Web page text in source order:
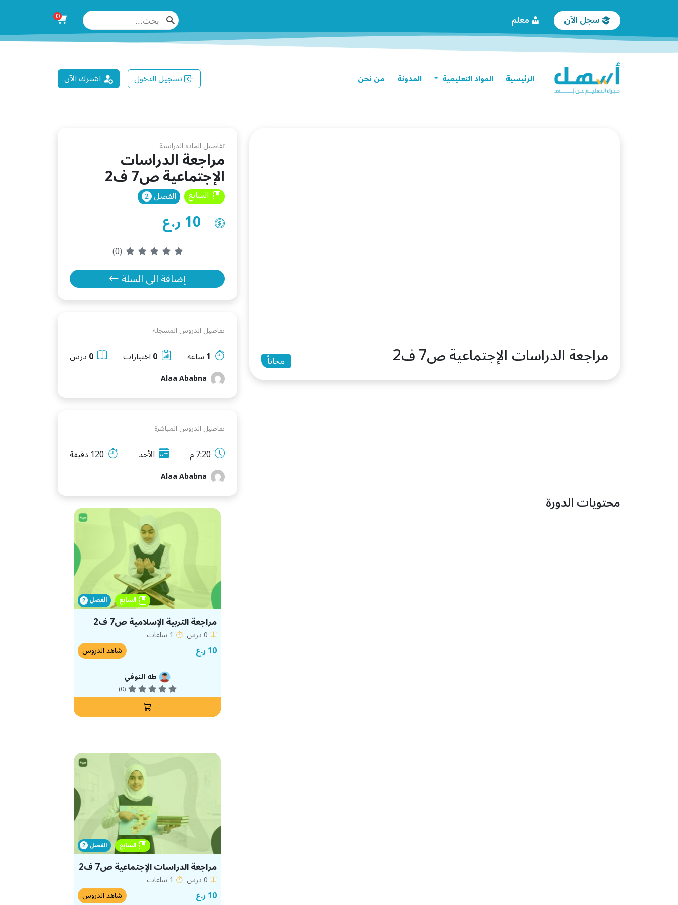
سجل الآن معلم 0
الرئيسية المواد التعليمية المدونة من نحن تسجيل الدخول اشترك الآن
مراجعة الدراسات الإجتماعية ص7 ف2 مجاناً
تفاصيل المادة الدراسية
مراجعة الدراسات
الإجتماعية ص7 ف2
السابع الفصل
10 ر.ع
(0)
إضافة الى السلة
تفاصيل الدروس المسجلة
1ساعة 0اختبارات 0درس
Alaa Ababna
تفاصيل الدروس المباشرة
الأحد
Alaa Ababna
محتويات الدورة
السابع الفصل
مراجعة التربية الإسلامية ص7 ف2
10 ر.ع شاهد الدروس
طه النوفي
(0)
السابع الفصل
مراجعة الدراسات الإجتماعية ص7 ف2
10 ر.ع شاهد الدروس